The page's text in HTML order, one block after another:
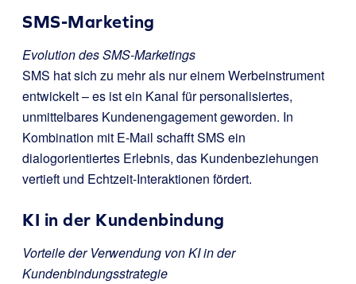
SMS-Marketing
Evolution des SMS-Marketings
SMS hat sich zu mehr als nur einem Werbeinstrument
entwickelt – es ist ein Kanal für personalisiertes,
unmittelbares Kundenengagement geworden. In
Kombination mit E-Mail schafft SMS ein
dialogorientiertes Erlebnis, das Kundenbeziehungen
vertieft und Echtzeit-Interaktionen fördert.
KI in der Kundenbindung
Vorteile der Verwendung von KI in der
Kundenbindungsstrategie